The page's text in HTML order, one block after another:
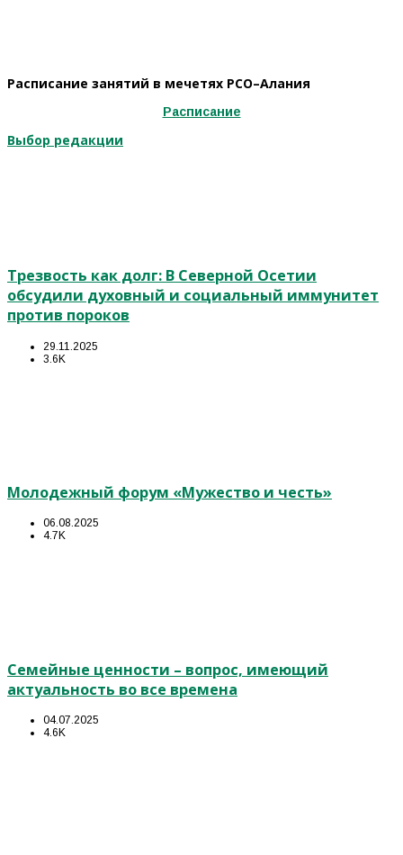
Расписание занятий в мечетях РСО–Алания
Расписание
Выбор редакции
Трезвость как долг: В Северной Осетии
обсудили духовный и социальный иммунитет
против пороков
29.11.2025
3.6K
Молодежный форум «Мужество и честь»
06.08.2025
4.7K
Семейные ценности – вопрос, имеющий
актуальность во все времена
04.07.2025
4.6K